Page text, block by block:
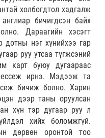
холбогдтол хадгалж
бичигдсэн байх
Дараагийн хэсэгт
дотны нэг хүнийхээ гар
руу утсаа түгжсэний
карт буюу дугаараас
ирнэ. Мэдээж та
бичиж болно. Харин
дээр таны оруулсан
хүн тэр дугаар руу л
хийх боломжгүй.
дөрвөн оронтой тоо